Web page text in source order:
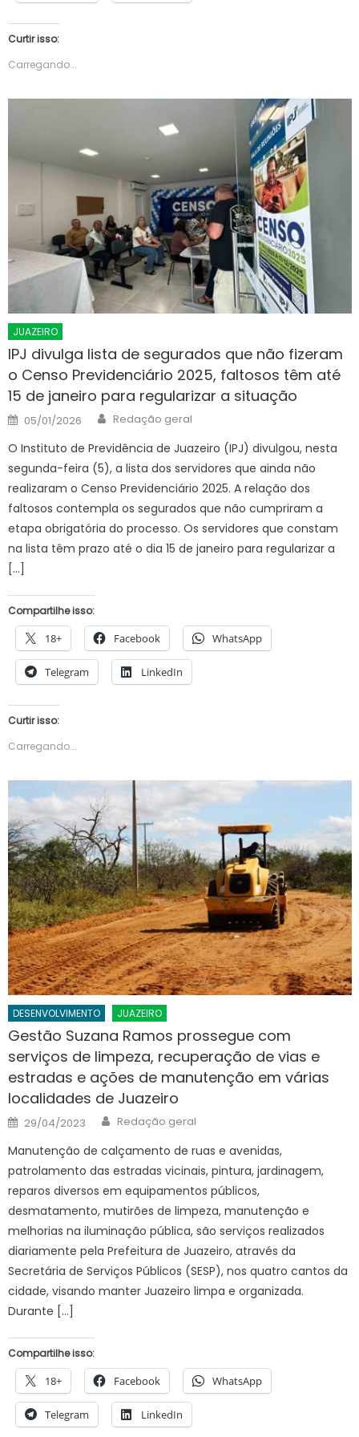
Curtir isso:
Carregando...
JUAZEIRO
IPJ divulga lista de segurados que não fizeram
o Censo Previdenciário 2025, faltosos têm até
15 de janeiro para regularizar a situação
Posted
on
05/01/2026 Author
Redação geral
O Instituto de Previdência de Juazeiro (IPJ) divulgou, nesta
segunda-feira (5), a lista dos servidores que ainda não
realizaram o Censo Previdenciário 2025. A relação dos
faltosos contempla os segurados que não cumpriram a
etapa obrigatória do processo. Os servidores que constam
na lista têm prazo até o dia 15 de janeiro para regularizar a
[…]
Compartilhe isso:
18+ Facebook WhatsApp
Telegram LinkedIn
Curtir isso:
Carregando...
DESENVOLVIMENTO JUAZEIRO
Gestão Suzana Ramos prossegue com
serviços de limpeza, recuperação de vias e
estradas e ações de manutenção em várias
localidades de Juazeiro
Posted
on
29/04/2023 Author
Redação geral
Manutenção de calçamento de ruas e avenidas,
patrolamento das estradas vicinais, pintura, jardinagem,
reparos diversos em equipamentos públicos,
desmatamento, mutirões de limpeza, manutenção e
melhorias na iluminação pública, são serviços realizados
diariamente pela Prefeitura de Juazeiro, através da
Secretária de Serviços Públicos (SESP), nos quatro cantos da
cidade, visando manter Juazeiro limpa e organizada.
Durante […]
Compartilhe isso:
18+ Facebook WhatsApp
Telegram LinkedIn